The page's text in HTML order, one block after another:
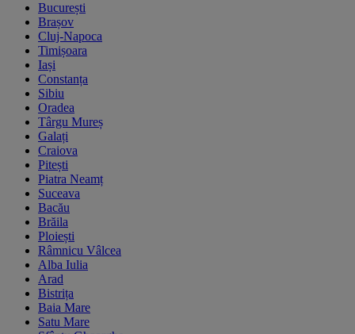
București
Brașov
Cluj-Napoca
Timișoara
Iași
Constanța
Sibiu
Oradea
Târgu Mureș
Galați
Craiova
Pitești
Piatra Neamț
Suceava
Bacău
Brăila
Ploiești
Râmnicu Vâlcea
Alba Iulia
Arad
Bistrița
Baia Mare
Satu Mare